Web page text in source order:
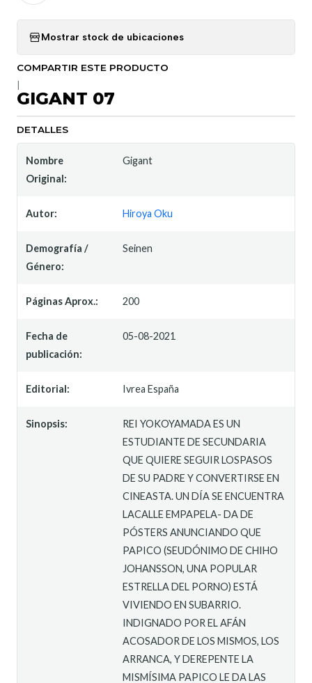
Mostrar stock de ubicaciones
COMPARTIR ESTE PRODUCTO
GIGANT 07
DETALLES
Nombre
Original:
Gigant
Autor: Hiroya Oku
Demografía /
Género:
Seinen
Páginas Aprox.: 200
Fecha de
publicación:
05-08-2021
Editorial: Ivrea España
Sinopsis:
REI YOKOYAMADA ES UN
ESTUDIANTE DE SECUNDARIA
QUE QUIERE SEGUIR LOSPASOS
DE SU PADRE Y CONVERTIRSE EN
CINEASTA. UN DÍA SE ENCUENTRA
LACALLE EMPAPELA- DA DE
PÓSTERS ANUNCIANDO QUE
PAPICO (SEUDÓNIMO DE CHIHO
JOHANSSON, UNA POPULAR
ESTRELLA DEL PORNO) ESTÁ
VIVIENDO EN SUBARRIO.
INDIGNADO POR EL AFÁN
ACOSADOR DE LOS MISMOS, LOS
ARRANCA, Y DEREPENTE LA
MISMÍSIMA PAPICO LE DA LAS